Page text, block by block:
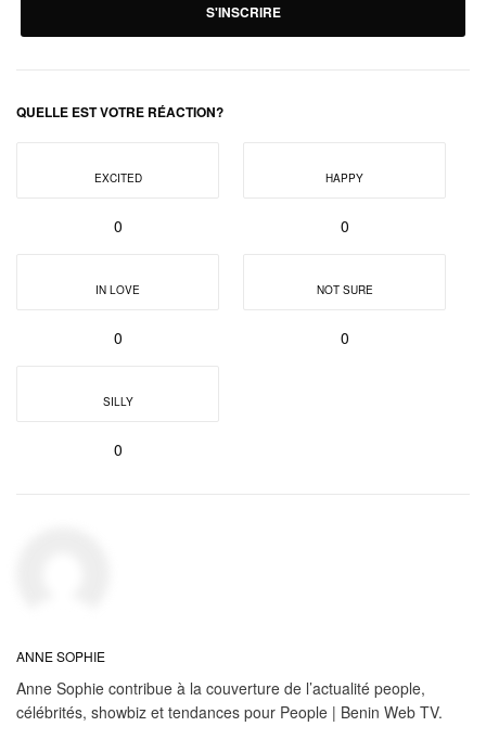
S'INSCRIRE
QUELLE EST VOTRE RÉACTION?
EXCITED
0
HAPPY
0
IN LOVE
0
NOT SURE
0
SILLY
0
ANNE SOPHIE
Anne Sophie contribue à la couverture de l’actualité people,
célébrités, showbiz et tendances pour People | Benin Web TV.